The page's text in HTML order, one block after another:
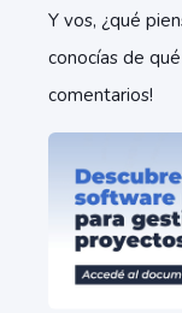
Y vos, ¿qué
conocías de
comentarios!